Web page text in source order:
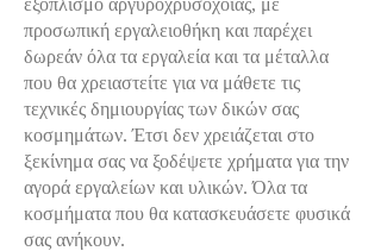
εξοπλισμό αργυροχρυσοχοΐας, με
προσωπική εργαλειοθήκη και παρέχει
δωρεάν όλα τα εργαλεία και τα μέταλλα
που θα χρειαστείτε για να μάθετε τις
τεχνικές δημιουργίας των δικών σας
κοσμημάτων. Έτσι δεν χρειάζεται στο
ξεκίνημα σας να ξοδέψετε χρήματα για την
αγορά εργαλείων και υλικών. Όλα τα
κοσμήματα που θα κατασκευάσετε φυσικά
σας ανήκουν.